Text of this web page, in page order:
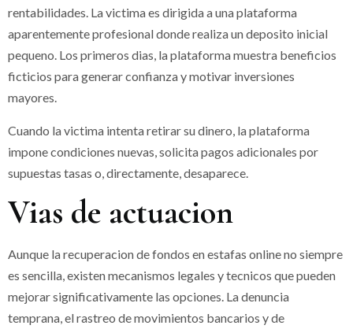
rentabilidades. La victima es dirigida a una plataforma
aparentemente profesional donde realiza un deposito inicial
pequeno. Los primeros dias, la plataforma muestra beneficios
ficticios para generar confianza y motivar inversiones
mayores.
Cuando la victima intenta retirar su dinero, la plataforma
impone condiciones nuevas, solicita pagos adicionales por
supuestas tasas o, directamente, desaparece.
Vias de actuacion
Aunque la recuperacion de fondos en estafas online no siempre
es sencilla, existen mecanismos legales y tecnicos que pueden
mejorar significativamente las opciones. La denuncia
temprana, el rastreo de movimientos bancarios y de